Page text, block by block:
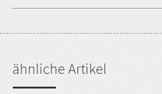
ähnliche Artikel